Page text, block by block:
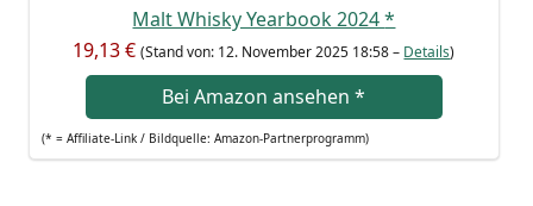
Malt Whis­ky Year­book 2024*
19,13 € (Stand von: 12. Novem­ber 2025 18:58 – Details)
Bei Ama­zon anse­hen*
(* = Affi­lia­te-Link / Bild­quel­le: Amazon-Partnerprogramm)